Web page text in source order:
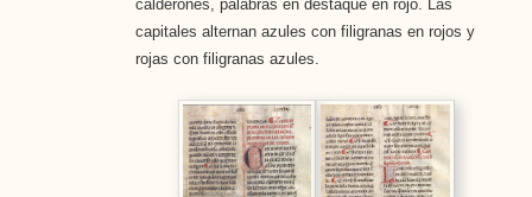
calderones, palabras en destaque en rojo. Las
capitales alternan azules con filigranas en rojos y
rojas con filigranas azules.